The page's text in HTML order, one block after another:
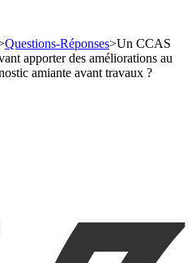
Questions-Réponses>Un CCAS
apporter des améliorations au
amiante avant travaux ?